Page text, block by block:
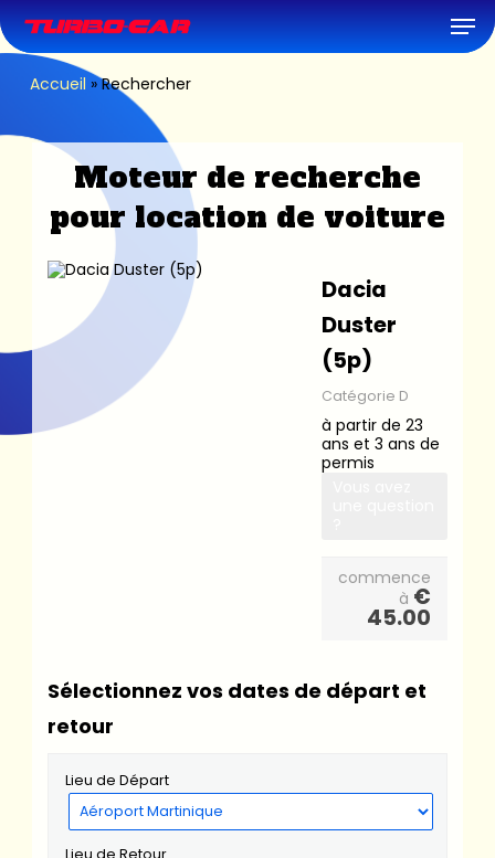
to
main
content
Accueil »Rechercher
Moteur de recherche
pour location de voiture
Dacia
Duster
(5p)
Catégorie D
à partir de 23
ans et 3 ans de
permis
commence
à €
45.00
Sélectionnez vos dates de départ et
retour
Lieu de Départ